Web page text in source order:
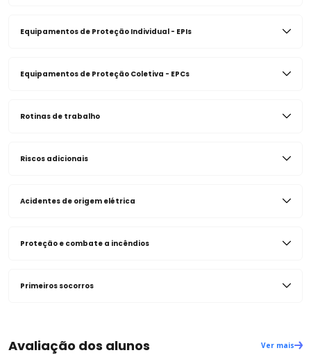
Equipamentos de Proteção Individual - EPIs
Equipamentos de Proteção Coletiva - EPCs
Rotinas de trabalho
Riscos adicionais
Acidentes de origem elétrica
Proteção e combate a incêndios
Primeiros socorros
Avaliação dos alunos Ver mais